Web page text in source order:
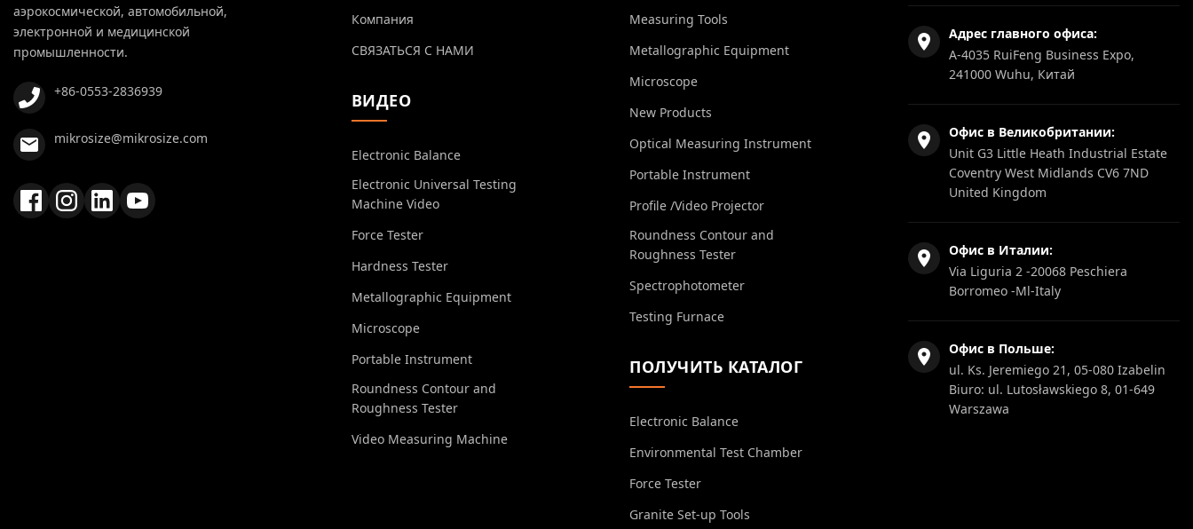
аэрокосмической, автомобильной,
электронной и медицинской
промышленности.
+86-0553-2836939
mikrosize@mikrosize.com
Компания
СВЯЗАТЬСЯ С НАМИ
ВИДЕО
Electronic Balance
Electronic Universal Testing
Machine Video
Force Tester
Hardness Tester
Metallographic Equipment
Microscope
Portable Instrument
Roundness Contour and
Roughness Tester
Video Measuring Machine
Measuring Tools
Metallographic Equipment
Microscope
New Products
Optical Measuring Instrument
Portable Instrument
Profile /Video Projector
Roundness Contour and
Roughness Tester
Spectrophotometer
Testing Furnace
ПОЛУЧИТЬ КАТАЛОГ
Electronic Balance
Environmental Test Chamber
Force Tester
Granite Set-up Tools
Адрес главного офиса:
A-4035 RuiFeng Business Expo,
241000 Wuhu, Китай
Офис в Великобритании:
Unit G3 Little Heath Industrial Estate
Coventry West Midlands CV6 7ND
United Kingdom
Офис в Италии:
Via Liguria 2 -20068 Peschiera
Borromeo -Ml-Italy
Офис в Польше:
ul. Ks. Jeremiego 21, 05-080 Izabelin
Biuro: ul. Lutosławskiego 8, 01-649
Warszawa